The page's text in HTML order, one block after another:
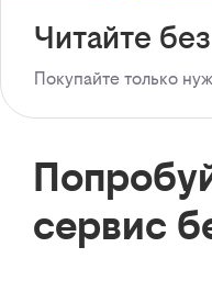
Читайте
Покупайте только
сервис